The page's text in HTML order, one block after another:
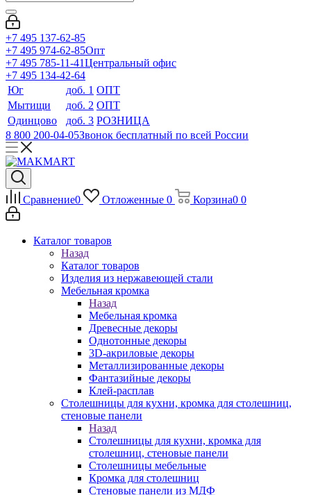
+7 495 137-62-85
+7 495 974-62-85Опт
+7 495 785-11-41Центральный офис
+7 495 134-42-64
Юг
доб. 1 ОПТ
Мытищи
доб. 2 ОПТ
Одинцово
доб. 3 РОЗНИЦА
8 800 200-04-05Звонок бесплатный по всей России
Сравнение0 Отложенные 0 Корзина0 0
Каталог товаров
Назад
Каталог товаров
Изделия из нержавеющей стали
Мебельная кромка
Назад
Мебельная кромка
Древесные декоры
Однотонные декоры
3D-акриловые декоры
Металлизированные декоры
Фантазийные декоры
Клей-расплав
Столешницы для кухни, кромка для столешниц,
стеновые панели
Назад
Столешницы для кухни, кромка для
столешниц, стеновые панели
Столешницы мебельные
Кромка для столешниц
Стеновые панели из МДФ